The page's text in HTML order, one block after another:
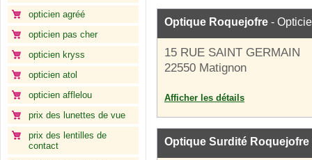
opticien agréé
opticien pas cher
opticien kryss
opticien atol
opticien afflelou
prix des lunettes de vue
prix des lentilles de
contact
Optique Roquejofre -
15 RUE SAINT GERMAIN
22550 Matignon
Afficher les détails
Optique Surdité Roquejofre